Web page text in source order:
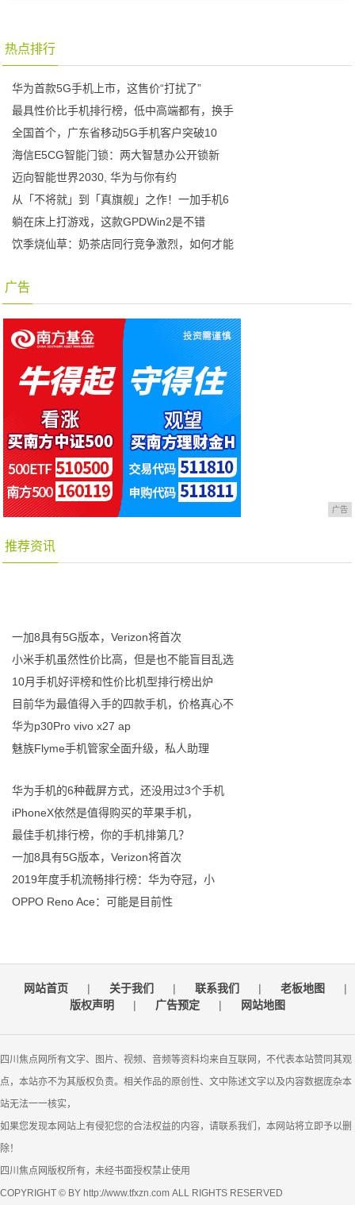
热点排行
华为首款5G手机上市，这售价“打扰了”
最具性价比手机排行榜，低中高端都有，换手
全国首个，广东省移动5G手机客户突破10
海信E5CG智能门锁：两大智慧办公开锁新
迈向智能世界2030, 华为与你有约
从「不将就」到「真旗舰」之作！一加手机6
躺在床上打游戏，这款GPDWin2是不错
饮季烧仙草：奶茶店同行竞争激烈，如何才能
广告
广告
推荐资讯
一加8具有5G版本，Verizon将首次
小米手机虽然性价比高，但是也不能盲目乱选
10月手机好评榜和性价比机型排行榜出炉
目前华为最值得入手的四款手机，价格真心不
华为p30Pro vivo x27 ap
魅族Flyme手机管家全面升级，私人助理
华为手机的6种截屏方式，还没用过3个手机
iPhoneX依然是值得购买的苹果手机，
最佳手机排行榜，你的手机排第几？
一加8具有5G版本，Verizon将首次
2019年度手机流畅排行榜：华为夺冠，小
OPPO Reno Ace：可能是目前性
网站首页 | 关于我们 | 联系我们 | 老板地图
|
版权声明
| 广告预定 | 网站地图
四川焦点网所有文字、图片、视频、音频等资料均来自互联网，不代表本站赞同其观
点，本站亦不为其版权负责。相关作品的原创性、文中陈述文字以及内容数据庞杂本
站无法一一核实，
如果您发现本网站上有侵犯您的合法权益的内容，请联系我们，本网站将立即予以删
除！
四川焦点网版权所有，未经书面授权禁止使用
COPYRIGHT © BY http://www.tfxzn.com ALL RIGHTS RESERVED